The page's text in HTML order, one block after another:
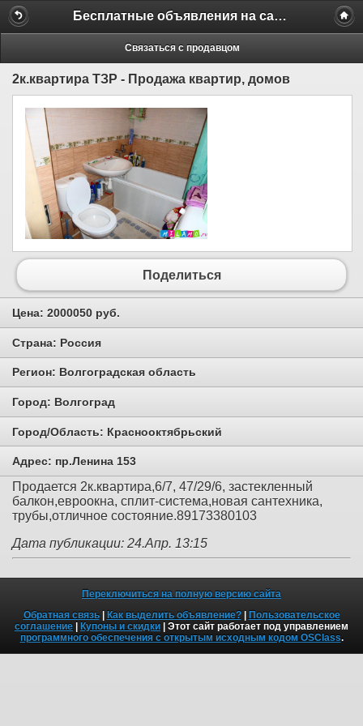
Бесплатные объявления на сайте MILAMO.ru
Связаться с продавцом
2к.квартира ТЗР - Продажа квартир, домов
Поделиться
Цена: 2000050 руб.
Страна: Россия
Регион: Волгоградская область
Город: Волгоград
Город/Область: Краснооктябрьский
Адрес: пр.Ленина 153
Продается 2к.квартира,6/7, 47/29/6, застекленный
балкон,евроокна, сплит-система,новая сантехника,
трубы,отличное состояние.89173380103
Дата публикации: 24.Апр. 13:15
Переключиться на полную версию сайта
Обратная связь| Как выделить объявление?| Пользовательское
соглашение | Купоны и скидки | Этот сайт работает под управлением
программного обеспечения с открытым исходным кодом OSClass.